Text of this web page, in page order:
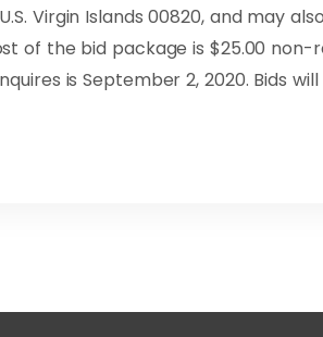
Virgin Islands 00820, and may
of the bid package is $25.00
is September 2, 2020. Bids